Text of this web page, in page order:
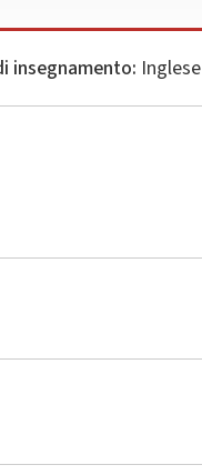
insegnamento: Inglese